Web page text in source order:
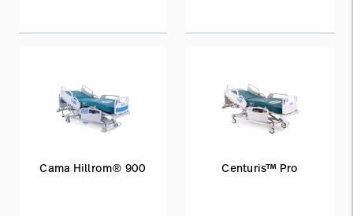
Cama Hillrom® 900 Centuris™ Pro